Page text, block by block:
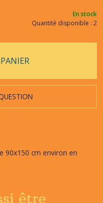
En stock
Quantité disponible : 2
90x150 cm environ en
être